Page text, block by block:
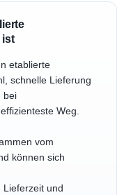
ist
etablierte
schnelle Lieferung
bei
Weg.
vom
können sich
Lieferzeit und